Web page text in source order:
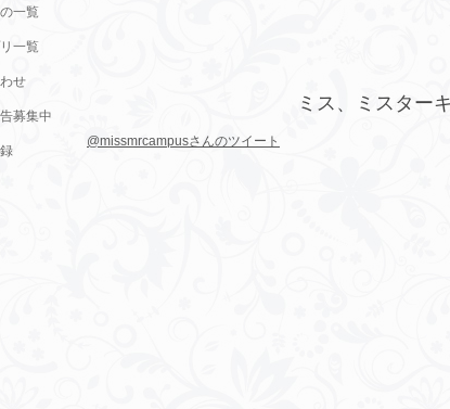
一覧
一覧
せ
募集中
ミス、ミスター
@missmrcampusさんのツイート